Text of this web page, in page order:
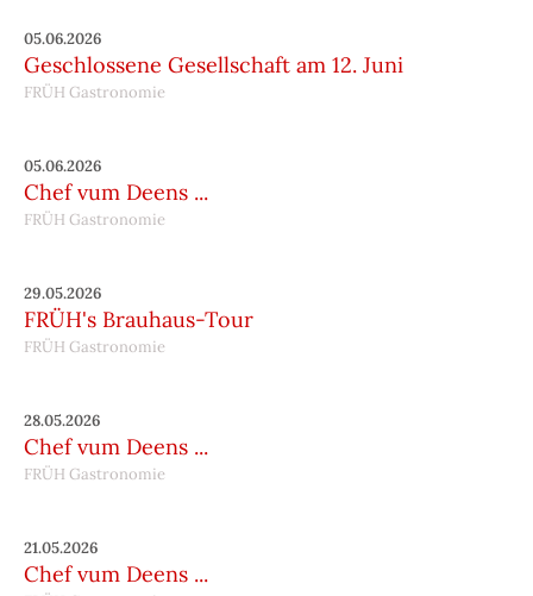
05.06.2026
Geschlossene Gesellschaft am 12. Juni
FRÜH Gastronomie
05.06.2026
Chef vum Deens ...
FRÜH Gastronomie
29.05.2026
FRÜH's Brauhaus-Tour
FRÜH Gastronomie
28.05.2026
Chef vum Deens ...
FRÜH Gastronomie
21.05.2026
Chef vum Deens ...